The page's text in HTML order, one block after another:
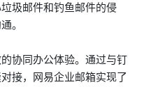
圾邮件和钓鱼邮件的侵
。
协同办公体验。通过与钉
接，网易企业邮箱实现了